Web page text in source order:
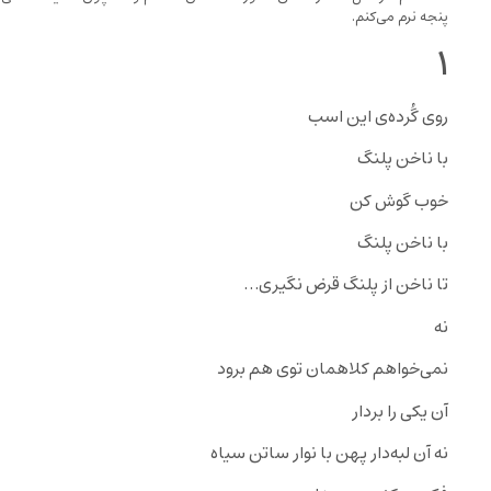
پنجه نرم مى‌كنم.
۱
روى گُرده‌ى این اسب
با ناخن پلنگ
خوب گوش کن
با ناخن پلنگ
تا ناخن از پلنگ قرض نگیرى…
نه
نمى‌خواهم کلاهمان توى هم برود
آن یکى را بردار
نه آن لبه‌دار پهن با نوار ساتن سیاه